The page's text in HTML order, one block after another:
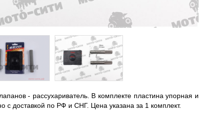
- рассухариватель. В комплекте пластина упорная и
с доставкой по РФ и СНГ. Цена указана за 1 комплект.